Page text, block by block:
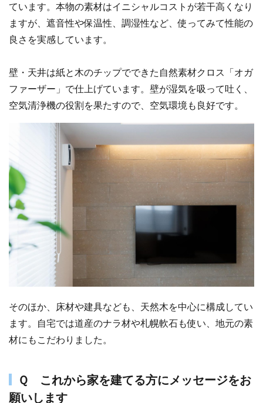
ています。本物の素材はイニシャルコストが若干高くなり
ますが、遮音性や保温性、調湿性など、使ってみて性能の
良さを実感しています。
壁・天井は紙と木のチップでできた自然素材クロス「オガ
ファーザー」で仕上げています。壁が湿気を吸って吐く、
空気清浄機の役割を果たすので、空気環境も良好です。
そのほか、床材や建具なども、天然木を中心に構成してい
ます。自宅では道産のナラ材や札幌軟石も使い、地元の素
材にもこだわりました。
Ｑ これから家を建てる方にメッセージをお
願いします